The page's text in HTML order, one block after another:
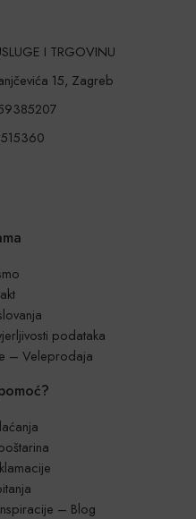
I TRGOVINU
15, Zagreb
podataka
– Veleprodaja
– Blog